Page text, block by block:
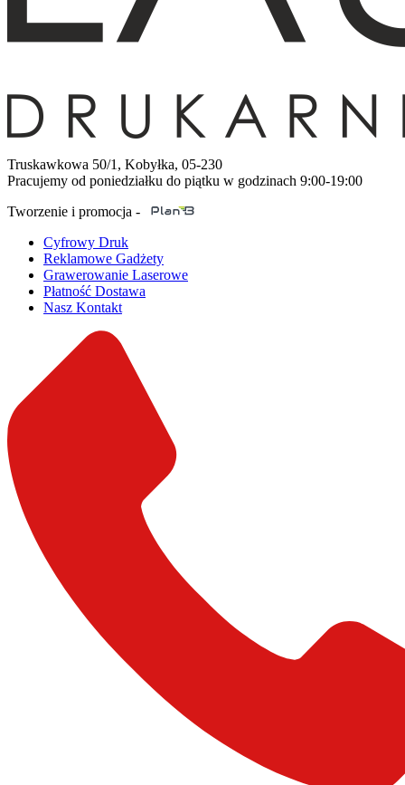
Truskawkowa 50/1, Kobyłka, 05-230
Pracujemy od poniedziałku do piątku w godzinach 9:00-19:00
Tworzenie i promocja -
Cyfrowy Druk
Reklamowe Gadżety
Grawerowanie Laserowe
Płatność Dostawa
Nasz Kontakt